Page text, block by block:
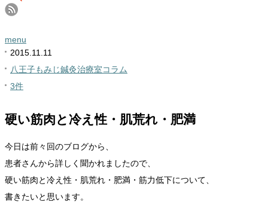
menu
2015.11.11
八王子もみじ鍼灸治療室コラム
3件
硬い筋肉と冷え性・肌荒れ・肥満
今日は前々回のブログから、
患者さんから詳しく聞かれましたので、
硬い筋肉と冷え性・肌荒れ・肥満・筋力低下について、
書きたいと思います。